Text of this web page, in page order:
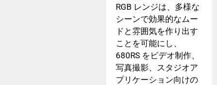
RGB レンジは、多様な
シーンで効果的なムー
ドと雰囲気を作り出す
ことを可能にし、
680RS をビデオ制作、
写真撮影、スタジオア
プリケーション向けの